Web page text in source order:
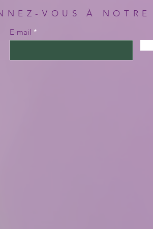
VOUS À NOTRE
E-mail